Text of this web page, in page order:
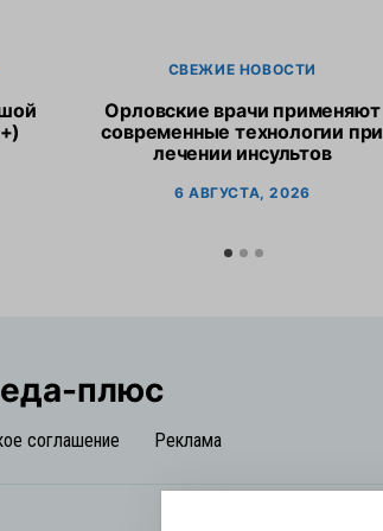
СВЕЖИЕ НОВОСТИ
Орловские врачи применяют
современные технологии при
лечении инсультов
6 АВГУСТА, 2026
плюс
соглашение Реклама